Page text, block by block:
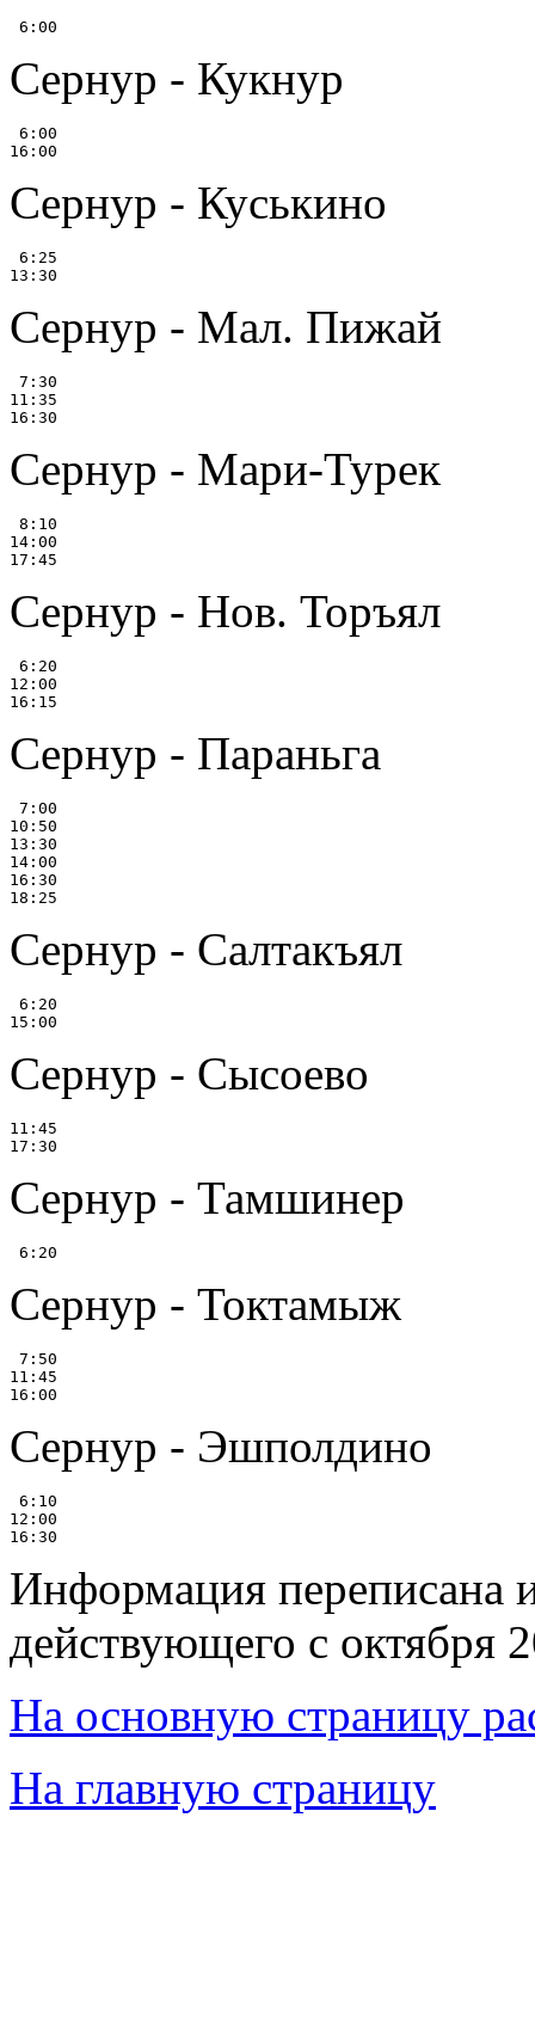
Сернур - Кукнур
6:00
Сернур - Куськино
6:25
Сернур - Мал. Пижай
7:30
11:35
Сернур - Мари-Турек
8:10
14:00
Сернур - Нов. Торъял
6:20
12:00
Сернур - Параньга
7:00
10:50
13:30
14:00
16:30
Сернур - Салтакъял
6:20
Сернур - Сысоево
11:45
Сернур - Тамшинер
Сернур - Токтамыж
7:50
11:45
Сернур - Эшполдино
6:10
12:00
Информация переписана
действующего с октября
На основную страницу
На главную страницу